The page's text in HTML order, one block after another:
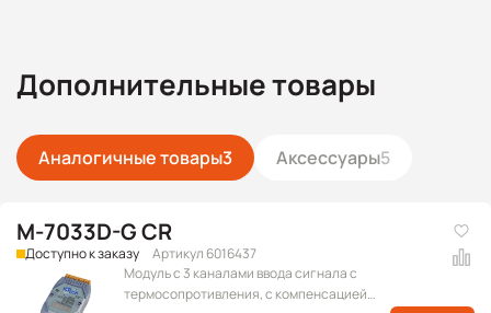
Дополнительные товары
Аналогичные товары3 Аксессуары5
M-7033D-G CR
Доступно к заказу
Артикул 6016437
Модуль с 3 каналами ввода сигнала с
термосопротивления, с компенсацией